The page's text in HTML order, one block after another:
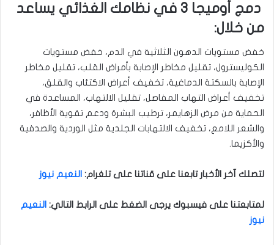
دمج أوميجا 3 في نظامك الغذائي يساعد
من خلال:
خفض مستويات الدهون الثلاثية في الدم، خفض مستويات
الكوليسترول، تقليل مخاطر الإصابة بأمراض القلب، تقليل مخاطر
الإصابة بالسكتة الدماغية، تخفيف أعراض الاكتئاب والقلق،
تخفيف أعراض التهاب المفاصل، تقليل الالتهاب، المساعدة في
الحماية من مرض الزهايمر، ترطيب البشرة ودعم تقوية الأظافر،
والشعر اللامع، تخفيف الالتهابات الجلدية مثل الوردية والصدفية
والأكزيما.
لتصلك آخر الأخبار تابعنا على قناتنا على تلغرام: النعيم نيوز
لمتابعتنا على فيسبوك يرجى الضغط على الرابط التالي: النعيم
نيوز